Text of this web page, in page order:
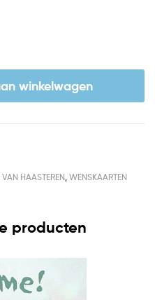
winkelwagen
HAASTEREN WENSKAARTEN
producten